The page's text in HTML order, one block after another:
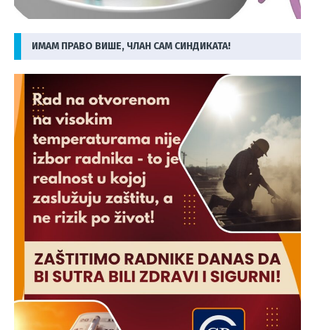
ИМАМ ПРАВО ВИШЕ, ЧЛАН САМ СИНДИКАТА!